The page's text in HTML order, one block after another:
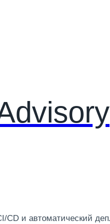
CD и автоматический